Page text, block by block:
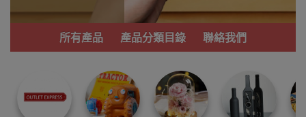
功能齊備的產
品。
我們每月會固定
尋找最更新、最
潮、有特色而且
優惠的優質產
所有產品 產品分類目錄 聯絡我們